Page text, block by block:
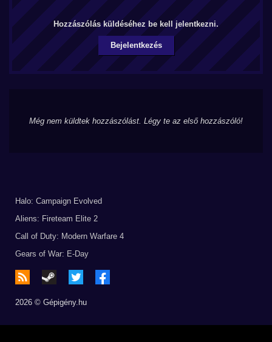
Hozzászólás küldéséhez be kell jelentkezni.
Bejelentkezés
Még nem küldtek hozzászólást. Légy te az első hozzászóló!
Halo: Campaign Evolved
Aliens: Fireteam Elite 2
Call of Duty: Modern Warfare 4
Gears of War: E-Day
2026 © Gépigény.hu